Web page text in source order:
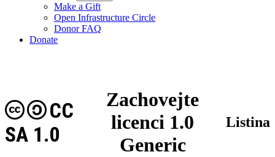
Make a Gift
Open Infrastructure Circle
Donor FAQ
Donate
Zachovejte
licenci 1.0
Generic
CC
SA 1.0
Listina